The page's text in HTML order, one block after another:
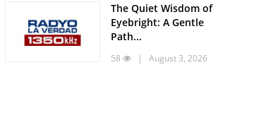
The Quiet Wisdom of
Eyebright: A Gentle
Path...
58 | August 3, 2026